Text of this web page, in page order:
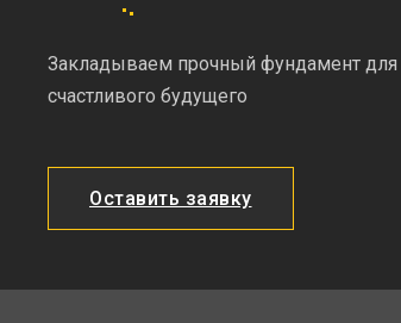
Закладываем прочный фундамент для
счастливого будущего
Оставить заявку